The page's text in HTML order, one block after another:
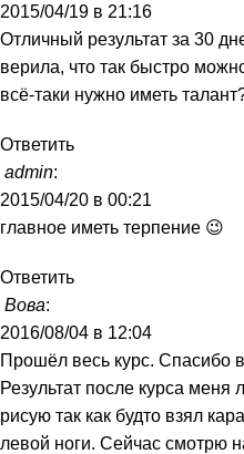
2015/04/19 в 21:16
Отличный результат за 30
верила, что так быстро
всё-таки нужно иметь
Ответить
admin:
2015/04/20 в 00:21
главное иметь терпение 😉
Ответить
Вова:
2016/08/04 в 12:04
Прошёл весь курс. Спасибо
Результат после курса меня
рисую так как будто взял
левой ноги. Сейчас смотрю